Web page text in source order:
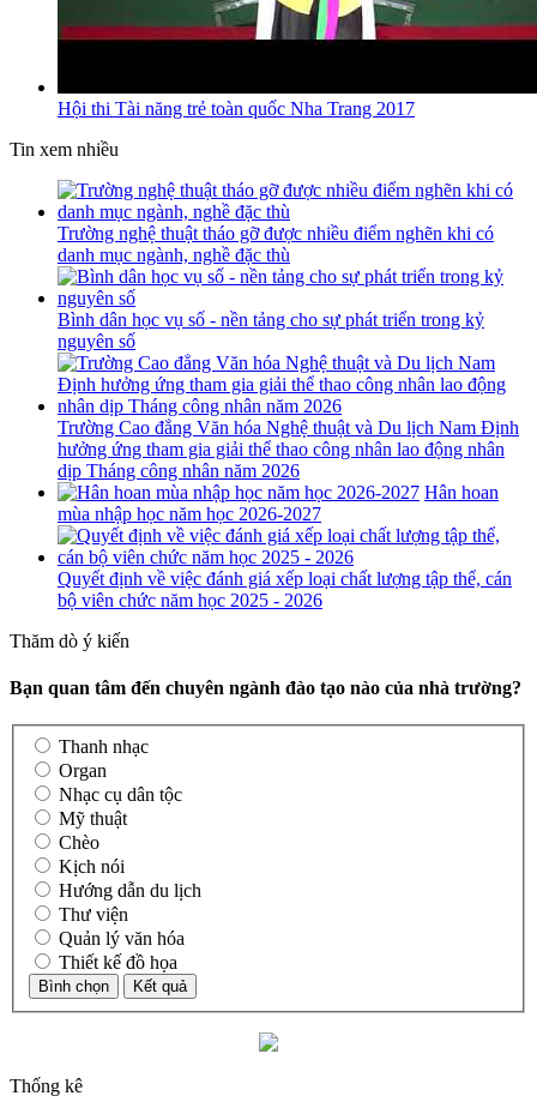
Hội thi Tài năng trẻ toàn quốc Nha Trang 2017
Tin xem nhiều
Trường nghệ thuật tháo gỡ được nhiều điểm nghẽn khi có
danh mục ngành, nghề đặc thù
Bình dân học vụ số - nền tảng cho sự phát triển trong kỷ
nguyên số
Trường Cao đẳng Văn hóa Nghệ thuật và Du lịch Nam Định
hưởng ứng tham gia giải thể thao công nhân lao động nhân
dịp Tháng công nhân năm 2026
Hân hoan
mùa nhập học năm học 2026-2027
Quyết định về việc đánh giá xếp loại chất lượng tập thể, cán
bộ viên chức năm học 2025 - 2026
Thăm dò ý kiến
Bạn quan tâm đến chuyên ngành đào tạo nào của nhà trường?
Thanh nhạc
Organ
Nhạc cụ dân tộc
Mỹ thuật
Chèo
Kịch nói
Hướng dẫn du lịch
Thư viện
Quản lý văn hóa
Thiết kế đồ họa
Thống kê